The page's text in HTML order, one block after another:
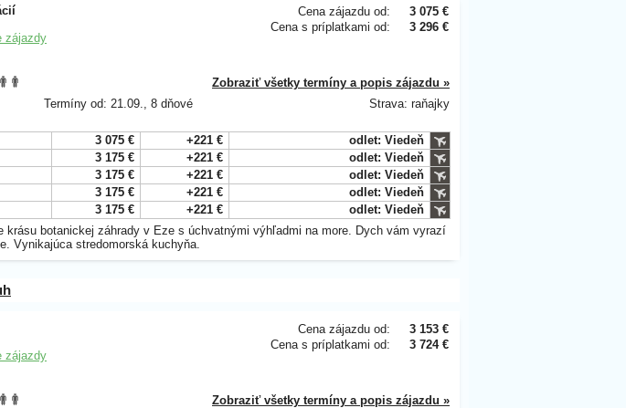
Cena zájazdu od:
3 075 €
Cena s príplatkami od:
3 296 €
zájazdy
Zobraziť všetky termíny a popis zájazdu »
Termíny od: 21.09., 8 dňové
Strava: raňajky
3 075 € +221 €
odlet: Viedeň
3 175 € +221 €
odlet: Viedeň
3 175 € +221 €
odlet: Viedeň
3 175 € +221 €
odlet: Viedeň
3 175 € +221 €
odlet: Viedeň
krásu botanickej záhrady v Eze s úchvatnými výhľadmi na more. Dych vám vyrazí
Vynikajúca stredomorská kuchyňa.
Cena zájazdu od:
3 153 €
Cena s príplatkami od:
3 724 €
zájazdy
Zobraziť všetky termíny a popis zájazdu »